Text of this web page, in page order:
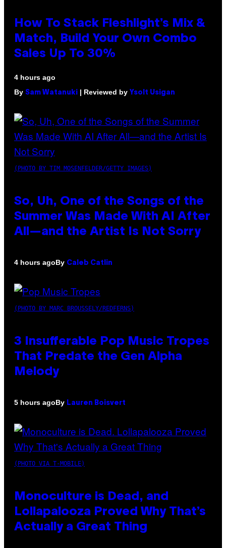
How To Stack Fleshlight’s Mix &
Match, Build Your Own Combo
Sales Up To 30%
4 hours ago
By Sam Watanuki | Reviewed by Ysolt Usigan
(PHOTO BY TIM MOSENFELDER/GETTY IMAGES)
So, Uh, One of the Songs of the
Summer Was Made With AI After
All—and the Artist Is Not Sorry
4 hours agoBy Caleb Catlin
(PHOTO BY MARC BROUSSELY/REDFERNS)
3 Insufferable Pop Music Tropes
That Predate the Gen Alpha
Melody
5 hours agoBy Lauren Boisvert
(PHOTO VIA T-MOBILE)
Monoculture is Dead, and
Lollapalooza Proved Why That’s
Actually a Great Thing